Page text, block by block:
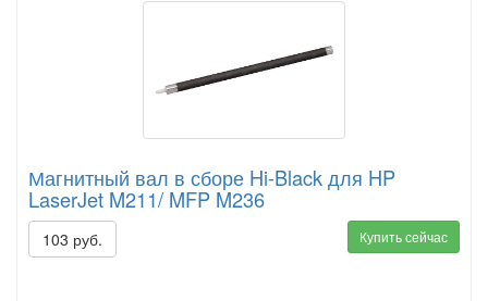
Магнитный вал в сборе Hi-Black для HP
LaserJet M211/ MFP M236
103 руб. Купить сейчас